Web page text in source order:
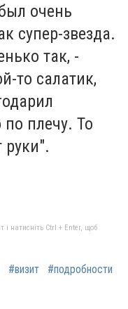
очень
супер-звезда.
так, -
то салатик,
плечу. То
руки".
і натисніть Ctrl + Enter, щоб
#визит
#подробности